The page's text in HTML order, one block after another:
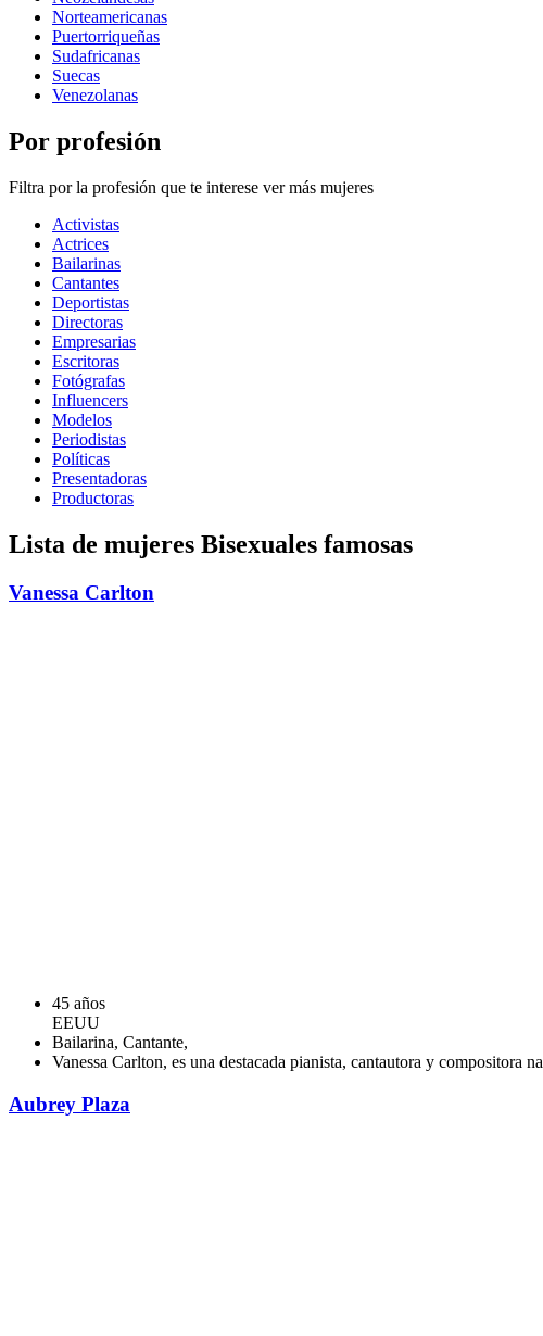
Norteamericanas
Puertorriqueñas
Sudafricanas
Suecas
Venezolanas
Por profesión
Filtra por la profesión que te interese ver más mujeres
Activistas
Actrices
Bailarinas
Cantantes
Deportistas
Directoras
Empresarias
Escritoras
Fotógrafas
Influencers
Modelos
Periodistas
Políticas
Presentadoras
Productoras
Lista de mujeres Bisexuales famosas
Vanessa Carlton
45 años
EEUU
Bailarina, Cantante,
Vanessa Carlton, es una destacada pianista, cantautora y compositora
Aubrey Plaza